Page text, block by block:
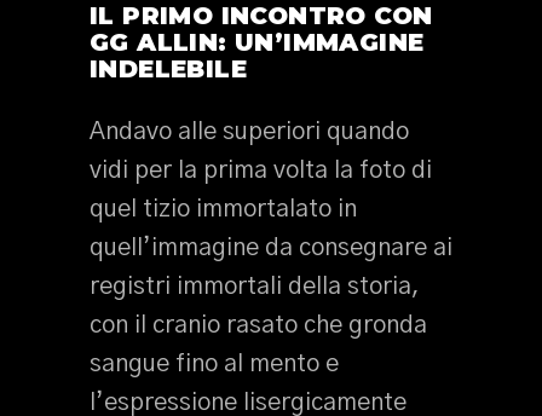
IL PRIMO INCONTRO CON
GG ALLIN: UN’IMMAGINE
INDELEBILE
Andavo alle superiori quando
vidi per la prima volta la foto di
quel tizio immortalato in
quell’immagine da consegnare ai
registri immortali della storia,
con il cranio rasato che gronda
sangue fino al mento e
l’espressione lisergicamente